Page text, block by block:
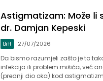
Astigmatizam: Može li
dr. Damjan Kepeski
BiH 27/07/2026
Da bismo razumjeli zašto je to
infekcija ili problem mišića, već
(prednji dio oka) kod